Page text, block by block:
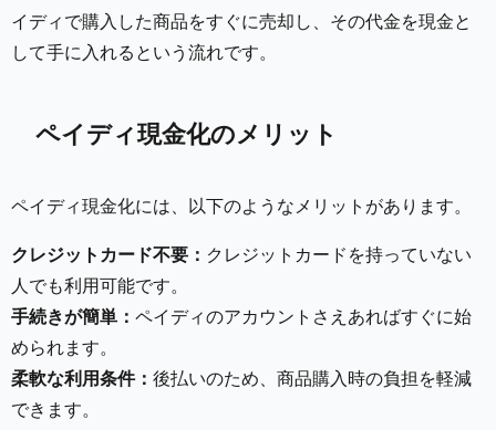
イディで購入した商品をすぐに売却し、その代金を現金と
して手に入れるという流れです。
ペイディ現金化のメリット
ペイディ現金化には、以下のようなメリットがあります。
クレジットカード不要： クレジットカードを持っていない
人でも利用可能です。
手続きが簡単： ペイディのアカウントさえあればすぐに始
められます。
柔軟な利用条件： 後払いのため、商品購入時の負担を軽減
できます。